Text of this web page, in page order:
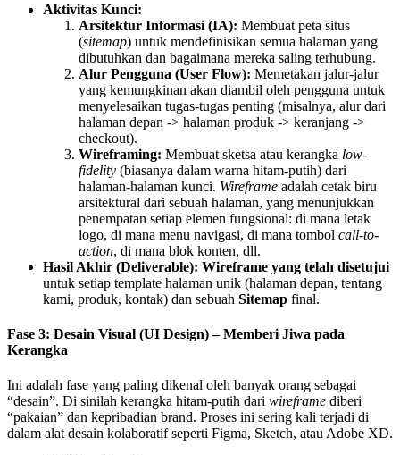
Aktivitas Kunci:
Arsitektur Informasi (IA): Membuat peta situs
(sitemap) untuk mendefinisikan semua halaman yang
dibutuhkan dan bagaimana mereka saling terhubung.
Alur Pengguna (User Flow): Memetakan jalur-jalur
yang kemungkinan akan diambil oleh pengguna untuk
menyelesaikan tugas-tugas penting (misalnya, alur dari
halaman depan -> halaman produk -> keranjang ->
checkout).
Wireframing: Membuat sketsa atau kerangka low-
fidelity (biasanya dalam warna hitam-putih) dari
halaman-halaman kunci. Wireframe adalah cetak biru
arsitektural dari sebuah halaman, yang menunjukkan
penempatan setiap elemen fungsional: di mana letak
logo, di mana menu navigasi, di mana tombol call-to-
action, di mana blok konten, dll.
Hasil Akhir (Deliverable): Wireframe yang telah disetujui
untuk setiap template halaman unik (halaman depan, tentang
kami, produk, kontak) dan sebuah Sitemap final.
Fase 3: Desain Visual (UI Design) – Memberi Jiwa pada
Kerangka
Ini adalah fase yang paling dikenal oleh banyak orang sebagai
“desain”. Di sinilah kerangka hitam-putih dari wireframe diberi
“pakaian” dan kepribadian brand. Proses ini sering kali terjadi di
dalam alat desain kolaboratif seperti Figma, Sketch, atau Adobe XD.